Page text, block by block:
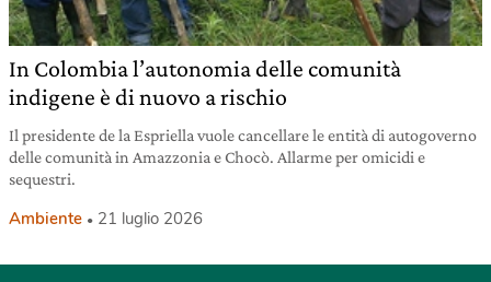
In Colombia l’autonomia delle comunità
indigene è di nuovo a rischio
Il presidente de la Espriella vuole cancellare le entità di autogoverno
delle comunità in Amazzonia e Chocò. Allarme per omicidi e
sequestri.
Ambiente 21 luglio 2026